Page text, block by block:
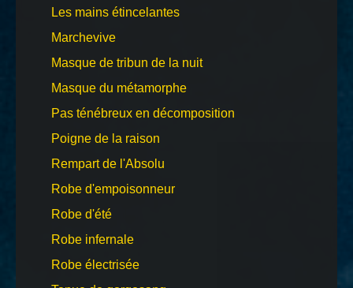
Les mains étincelantes
Marchevive
Masque de tribun de la nuit
Masque du métamorphe
Pas ténébreux en décomposition
Poigne de la raison
Rempart de l'Absolu
Robe d'empoisonneur
Robe d'été
Robe infernale
Robe électrisée